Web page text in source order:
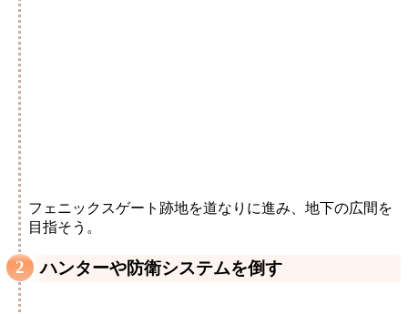
フェニックスゲート跡地を道なりに進み、地下の広間を
目指そう。
ハンターや防衛システムを倒す